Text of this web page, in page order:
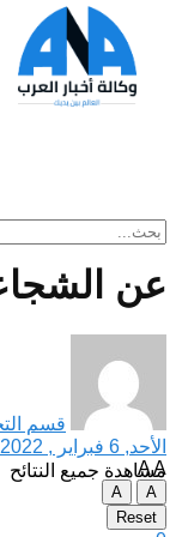
مشاهدة جميع النتائح
عن
قسم
الأحد, 6 فبراير , 2022 الساعة 12:22 مساءً (مكة المكرمة)
AA
A
A
Reset